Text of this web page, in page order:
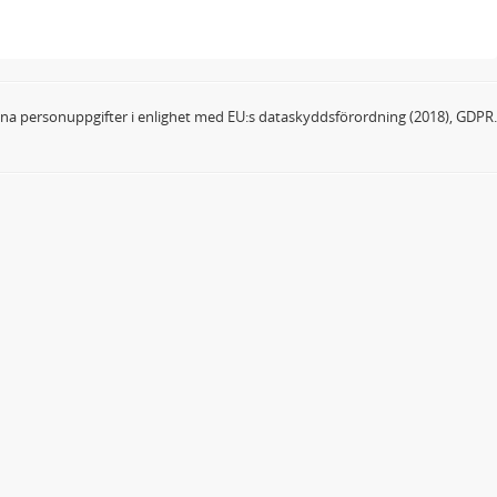
personuppgifter i enlighet med EU:s dataskyddsförordning (2018), GDPR.